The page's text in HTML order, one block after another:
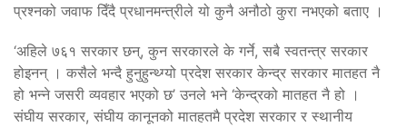
प्रश्नको जवाफ दिँदै प्रधानमन्त्रीले यो कुनै अनौठो कुरा नभएको बताए ।
‘अहिले ७६१ सरकार छन्, कुन सरकारले के गर्ने, सबै स्वतन्त्र सरकार
होइनन् । कसैले भन्दै हुनुहुन्थ्ग्यो प्रदेश सरकार केन्द्र सरकार मातहत नै
हो भन्ने जसरी व्यवहार भएको छ’ उनले भने ‘केन्द्रको मातहत नै हो ।
संघीय सरकार, संघीय कानूनको मातहतमै प्रदेश सरकार र स्थानीय